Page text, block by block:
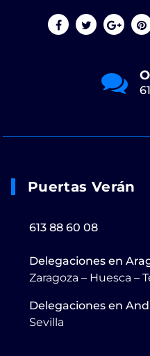
Puertas Verán
613 88 60 08
Delegaciones en
Zaragoza – Huesca –
Delegaciones en
Sevilla